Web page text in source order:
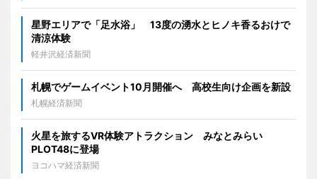
星野エリアで「足水浴」 13度の湧水とヒノキ香るおけで
清涼体験
軽井沢経済新聞
札幌でゲームイベント10月開催へ 高校生向け企画を新設
札幌経済新聞
火星を旅するVR体験アトラクション みなとみらい
PLOT48に登場
ヨコハマ経済新聞